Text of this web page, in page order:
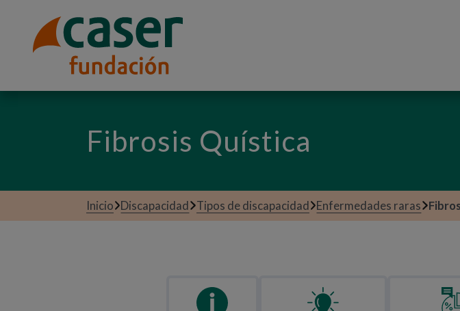
Fibrosis Quística
Inicio Discapacidad Tipos de discapacidad Enfermedades raras